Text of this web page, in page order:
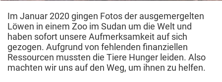
Im Januar 2020 gingen Fotos der ausgemergelten
Löwen in einem Zoo im Sudan um die Welt und
haben sofort unsere Aufmerksamkeit auf sich
gezogen. Aufgrund von fehlenden finanziellen
Ressourcen mussten die Tiere Hunger leiden. Also
machten wir uns auf den Weg, um ihnen zu helfen.